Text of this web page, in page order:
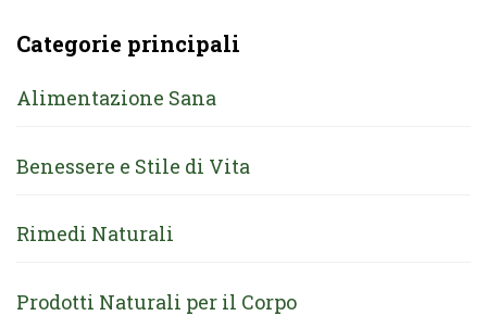
Categorie principali
Alimentazione Sana
Benessere e Stile di Vita
Rimedi Naturali
Prodotti Naturali per il Corpo